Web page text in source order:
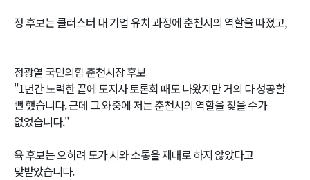
정 후보는 클러스터 내 기업 유치 과정에 춘천시의 역할을 따졌고,
정광열 국민의힘 춘천시장 후보
"1년간 노력한 끝에 도지사 토론회 때도 나왔지만 거의 다 성공할
뻔 했습니다. 근데 그 와중에 저는 춘천시의 역할을 찾을 수가
없었습니다."
육 후보는 오히려 도가 시와 소통을 제대로 하지 않았다고
맞받았습니다.